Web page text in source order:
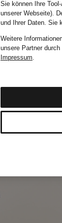
Sie können Ihre
unserer Webseite).
und Ihrer Daten. Sie
Weitere
unsere Partner
Impressum.